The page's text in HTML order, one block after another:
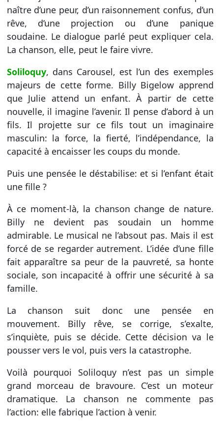
naître d’une peur, d’un raisonnement confus, d’un
rêve, d’une projection ou d’une panique
soudaine. Le dialogue parlé peut expliquer cela.
La chanson, elle, peut le faire vivre.
Soliloquy, dans Carousel, est l’un des exemples
majeurs de cette forme. Billy Bigelow apprend
que Julie attend un enfant. À partir de cette
nouvelle, il imagine l’avenir. Il pense d’abord à un
fils. Il projette sur ce fils tout un imaginaire
masculin: la force, la fierté, l’indépendance, la
capacité à encaisser les coups du monde.
Puis une pensée le déstabilise: et si l’enfant était
une fille ?
À ce moment-là, la chanson change de nature.
Billy ne devient pas soudain un homme
admirable. Le musical ne l’absout pas. Mais il est
forcé de se regarder autrement. L’idée d’une fille
fait apparaître sa peur de la pauvreté, sa honte
sociale, son incapacité à offrir une sécurité à sa
famille.
La chanson suit donc une pensée en
mouvement. Billy rêve, se corrige, s’exalte,
s’inquiète, puis se décide. Cette décision va le
pousser vers le vol, puis vers la catastrophe.
Voilà pourquoi Soliloquy n’est pas un simple
grand morceau de bravoure. C’est un moteur
dramatique. La chanson ne commente pas
l’action: elle fabrique l’action à venir.